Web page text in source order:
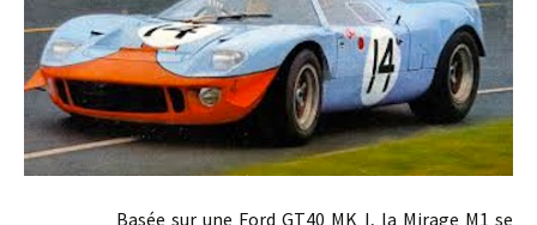
Basée sur une Ford GT40 MK I, la Mirage M1 se